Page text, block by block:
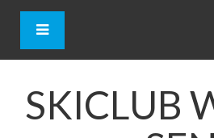
SKICLUB